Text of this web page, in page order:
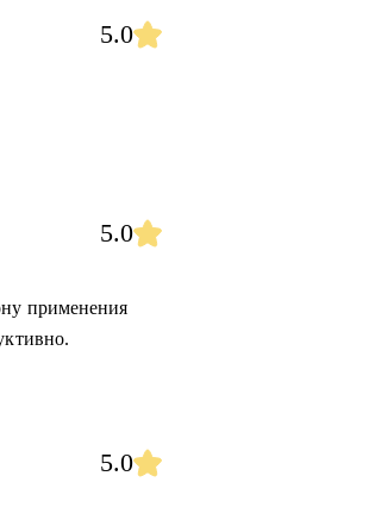
5.0
5.0
применения
5.0